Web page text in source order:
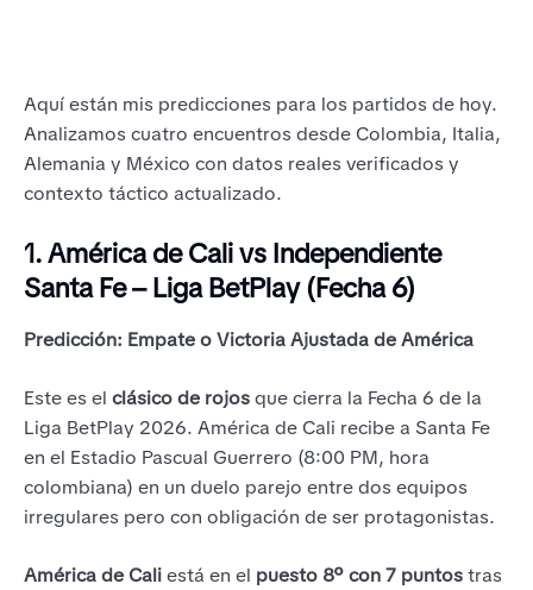
Aquí están mis predicciones para los partidos de hoy.
Analizamos cuatro encuentros desde Colombia, Italia,
Alemania y México con datos reales verificados y
contexto táctico actualizado.
1. América de Cali vs Independiente
Santa Fe – Liga BetPlay (Fecha 6)
Predicción: Empate o Victoria Ajustada de América
Este es el clásico de rojosque cierra la Fecha 6 de la
Liga BetPlay 2026. América de Cali recibe a Santa Fe
en el Estadio Pascual Guerrero (8:00 PM, hora
colombiana) en un duelo parejo entre dos equipos
irregulares pero con obligación de ser protagonistas.
América de Caliestá en el puesto 8º con 7 puntostras